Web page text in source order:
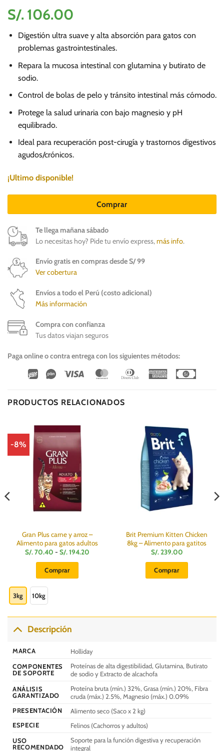
S/. 106.00
Digestión ultra suave y alta absorción para gatos con
problemas gastrointestinales.
Repara la mucosa intestinal con glutamina y butirato de
sodio.
Control de bolas de pelo y tránsito intestinal más cómodo.
Protege la salud urinaria con bajo magnesio y pH
equilibrado.
Ideal para recuperación post-cirugía y trastornos digestivos
agudos/crónicos.
¡Ultimo disponible!
Comprar
Te llega mañana sábado
Lo necesitas hoy? Pide tu envío express,más info.
Envío gratis en compras desde S/ 99
Ver cobertura
Envíos a todo el Perú (costo adicional)
Más información
Compra con confianza
Tus datos viajan seguros
Paga online o contra entrega con los siguientes métodos:
Wirecard
Vipps Visa MasterCardDinners
American
PRODUCTOS RELACIONADOS
-8%
Gran Plus carne y arroz –
Alimento para gatos adultos
S/.70.40 - S/.194.20
Comprar
variantes.
pueden
elegir
la
página
producto
3kg 10kg
Brit Premium Kitten Chicken
8kg – Alimento para gatitos
S/.239.00
Comprar
Descripción
MARCA
Holliday
COMPONENTES
DE SOPORTE
Proteínas de alta digestibilidad, Glutamina, Butirato
de sodio y Extracto de alcachofa
ANÁLISIS
GARANTIZADO
Proteína bruta (mín.) 32%, Grasa (mín.) 20%, Fibra
cruda (máx.) 2.5%, Magnesio (máx.) 0.09%
PRESENTACIÓN
Alimento seco (Saco x 2 kg)
ESPECIE
Felinos (Cachorros y adultos)
USO
RECOMENDADO
Soporte para la función digestiva y recuperación
integral